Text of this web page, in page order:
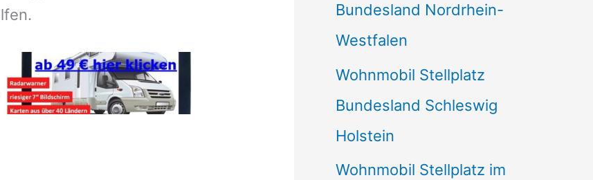
a
c
h
:
Bundesland Nordrhein-
Westfalen
Wohnmobil Stellplatz
Bundesland Schleswig
Holstein
Wohnmobil Stellplatz im